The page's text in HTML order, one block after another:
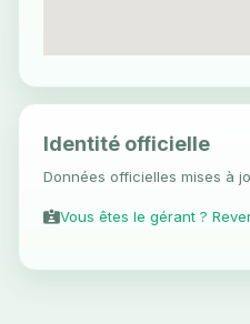
Identité officielle
Données officielles mises à
Vous êtes le gérant ?